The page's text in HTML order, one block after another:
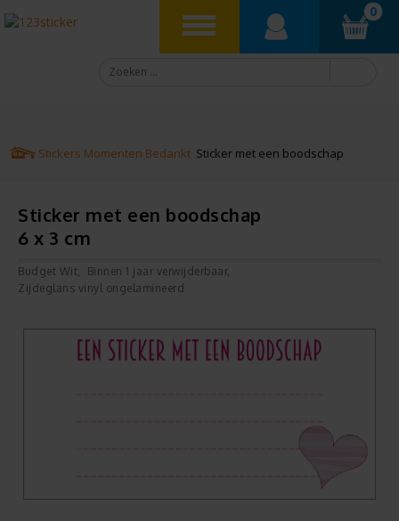
0
Stickers Momenten Bedankt Sticker met een boodschap
Sticker met een boodschap
6 x 3 cm
Budget Wit
Binnen 1 jaar verwijderbaar
Zijdeglans vinyl ongelamineerd